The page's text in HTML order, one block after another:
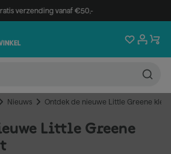
verzending vanaf €50,-
Nieuws Ontdek de nieuwe Little Greene
Little Greene